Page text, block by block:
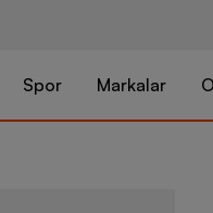
Spor Markalar
Nike Wmns